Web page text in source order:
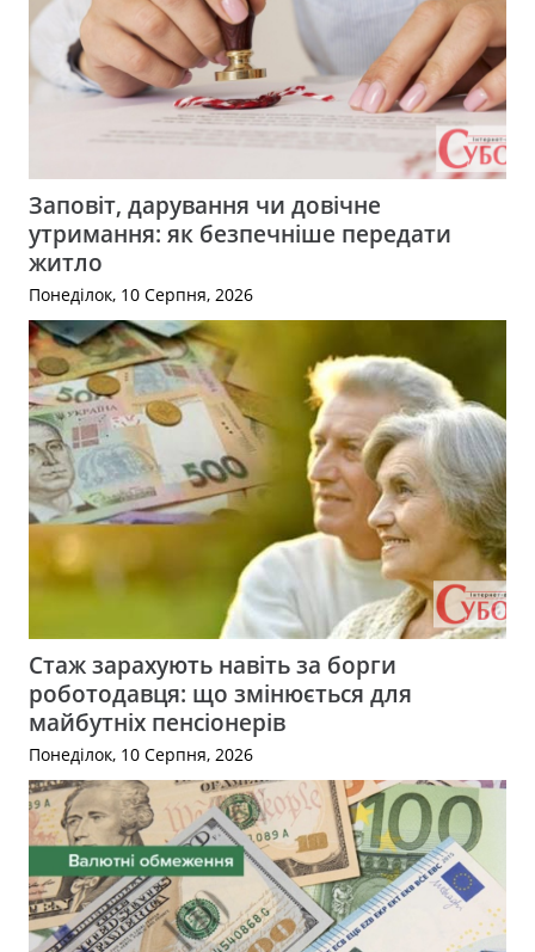
Заповіт, дарування чи довічне
утримання: як безпечніше передати
житло
Понеділок, 10 Серпня, 2026
Стаж зарахують навіть за борги
роботодавця: що змінюється для
майбутніх пенсіонерів
Понеділок, 10 Серпня, 2026